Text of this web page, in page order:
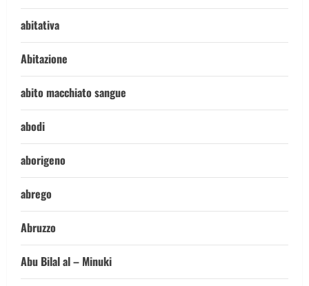
abitativa
Abitazione
abito macchiato sangue
abodi
aborigeno
abrego
Abruzzo
Abu Bilal al – Minuki